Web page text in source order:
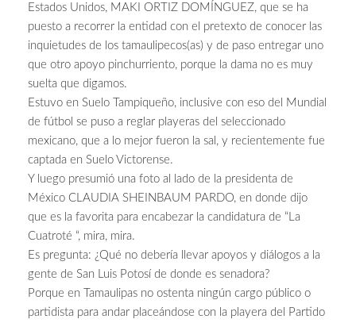
Estados Unidos, MAKI ORTIZ DOMÍNGUEZ, que se ha
puesto a recorrer la entidad con el pretexto de conocer las
inquietudes de los tamaulipecos(as) y de paso entregar uno
que otro apoyo pinchurriento, porque la dama no es muy
suelta que digamos.
Estuvo en Suelo Tampiqueño, inclusive con eso del Mundial
de fútbol se puso a reglar playeras del seleccionado
mexicano, que a lo mejor fueron la sal, y recientemente fue
captada en Suelo Victorense.
Y luego presumió una foto al lado de la presidenta de
México CLAUDIA SHEINBAUM PARDO, en donde dijo
que es la favorita para encabezar la candidatura de “La
Cuatroté “, mira, mira.
Es pregunta: ¿Qué no debería llevar apoyos y diálogos a la
gente de San Luis Potosí de donde es senadora?
Porque en Tamaulipas no ostenta ningún cargo público o
partidista para andar placeándose con la playera del Partido